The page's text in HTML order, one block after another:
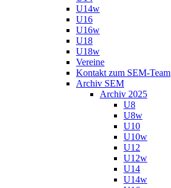
U14w
U16
U16w
U18
U18w
Vereine
Kontakt zum SEM-Team
Archiv SEM
Archiv 2025
U8
U8w
U10
U10w
U12
U12w
U14
U14w